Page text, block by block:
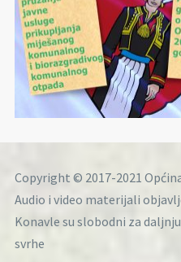
Copyright © 2017-2021
Audio i video materijali
Konavle su slobodni za
svrhe